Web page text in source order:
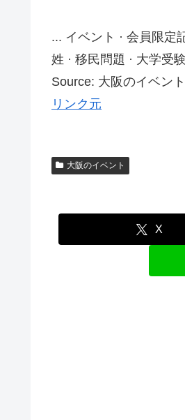
... イベント · 会員限定
姓 · 移民問題 · 大学受
Source: 大阪のイベン
リンク元
大阪のイベント
X